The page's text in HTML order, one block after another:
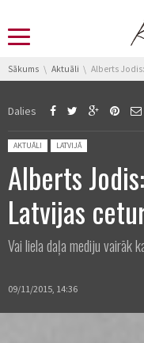
You are here:
Sākums Aktuāli Alberts Jodis: Kur palikusi Latvijas
Dalies
Posted in:
AKTUĀLI LATVIJĀ
Alberts
Latvijas
Vai liela daļa mediju vairāk
09/11/2015, 14:36